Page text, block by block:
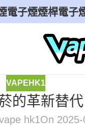
電子煙煙桿電子
VAPEHK1
的革新替
hk1On